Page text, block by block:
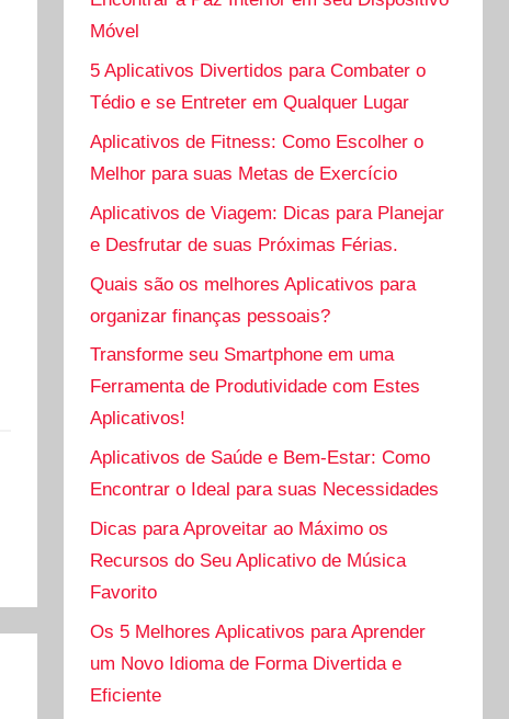
Móvel
5 Aplicativos Divertidos para Combater o
Tédio e se Entreter em Qualquer Lugar
Aplicativos de Fitness: Como Escolher o
Melhor para suas Metas de Exercício
Aplicativos de Viagem: Dicas para Planejar
e Desfrutar de suas Próximas Férias.
Quais são os melhores Aplicativos para
organizar finanças pessoais?
Transforme seu Smartphone em uma
Ferramenta de Produtividade com Estes
Aplicativos!
Aplicativos de Saúde e Bem-Estar: Como
Encontrar o Ideal para suas Necessidades
Dicas para Aproveitar ao Máximo os
Recursos do Seu Aplicativo de Música
Favorito
Os 5 Melhores Aplicativos para Aprender
um Novo Idioma de Forma Divertida e
Eficiente